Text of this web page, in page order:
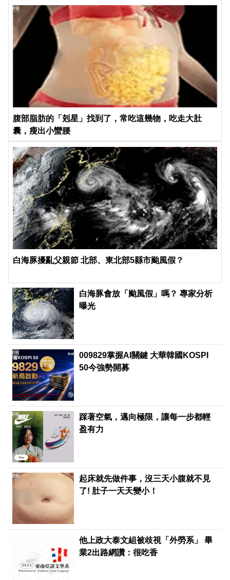
腹部脂肪的「剋星」找到了，常吃這幾物，吃走大肚
囊，瘦出小蠻腰
PR
白海豚擾亂父親節 北部、東北部5縣市颱風假？
白海豚會放「颱風假」嗎？ 專家分析
曝光
009829掌握AI關鍵 大華韓國KOSPI
50今強勢開募
PR
踩著空氣，邁向極限，讓每一步都輕
盈有力
PR
起床就先做件事，沒三天小腹就不見
了! 肚子一天天變小！
PR
他上政大泰文組被歧視「外勞系」 畢
業2出路網讚：很吃香